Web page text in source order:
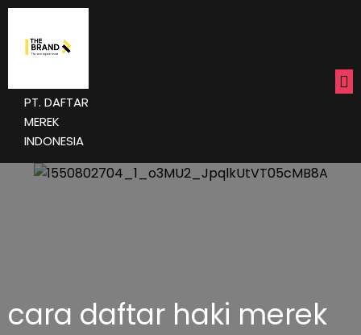
PT. DAFTAR
MEREK
INDONESIA
cara daftar haki merek